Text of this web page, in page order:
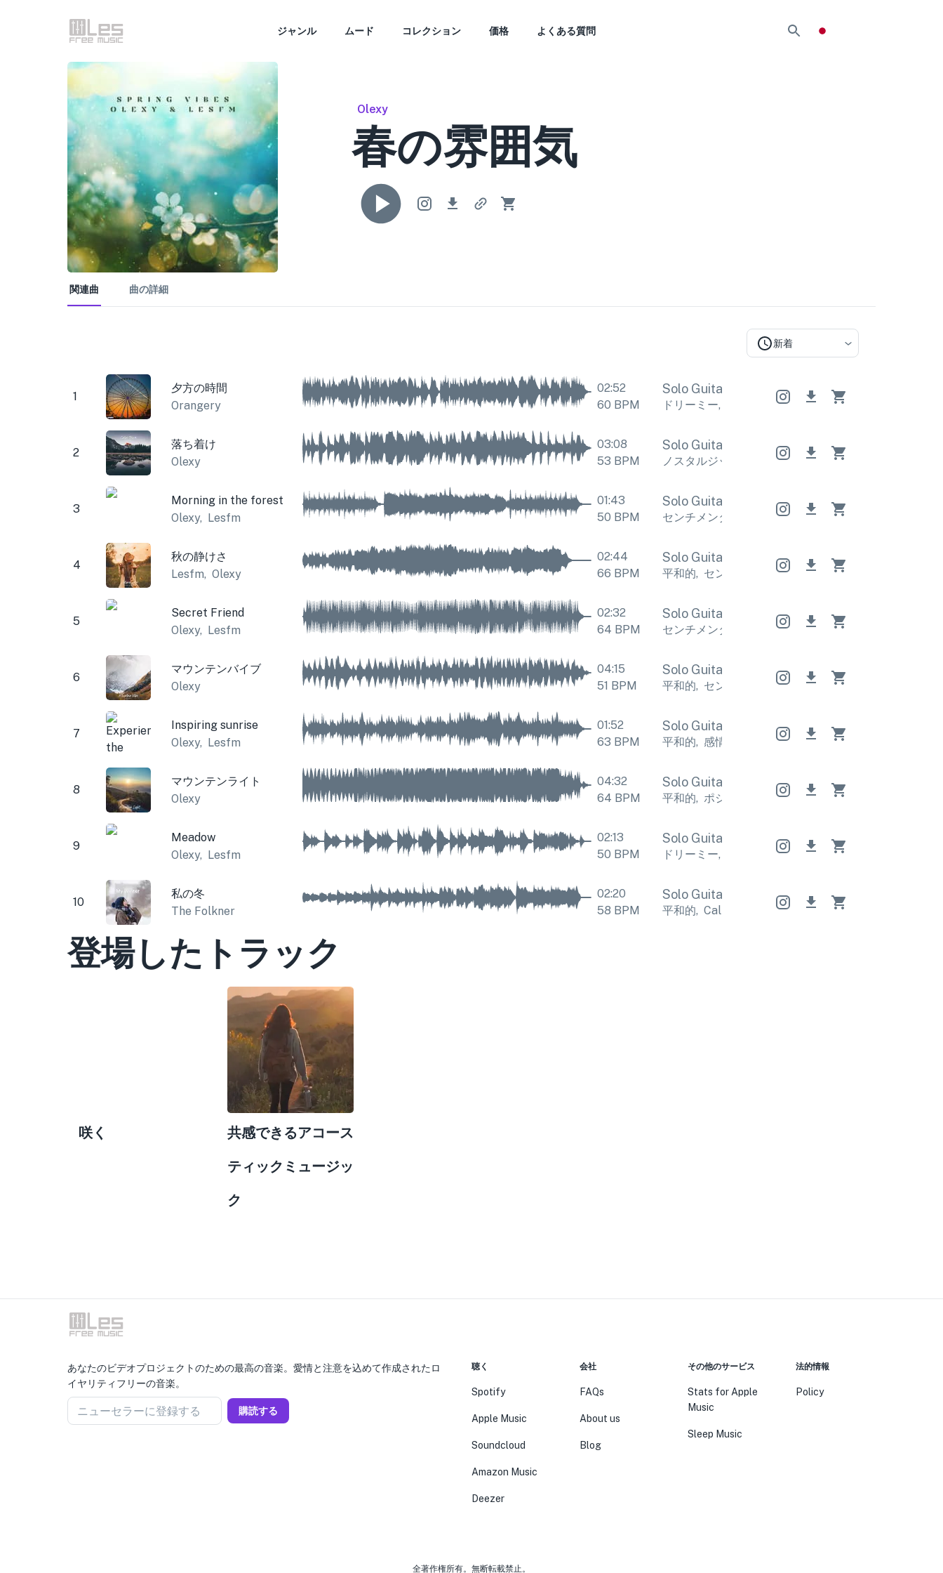
ジャンル ムード コレクション 価格 よくある質問
Olexy
春の雰囲気
関連曲 曲の詳細
新着
1
夕方の時間
Orangery
02:52
60 BPM
Solo Guitar Solo Guitar Solo Guitar
ドリーミー, センチメンタル ドリーミー
2
落ち着け
Olexy
03:08
53 BPM
Solo Guitar Solo Guitar Solo Guitar
ノスタルジック ノスタルジック
3
Morning in the forest
Olexy, Lesfm
01:43
50 BPM
Solo Guitar Solo Guitar Solo Guitar
センチメンタル 感情的 センチメンタル
4
秋の静けさ
Lesfm, Olexy
02:44
66 BPM
Solo Guitar Solo Guitar Solo Guitar
平和的, センチメンタル 平和的 センチメンタル
5
Secret Friend
Olexy, Lesfm
02:32
64 BPM
Solo Guitar Solo Guitar Solo Guitar
センチメンタル 感情的 センチメンタル
6
マウンテンバイブ
Olexy
04:15
51 BPM
Solo Guitar Solo Guitar Solo Guitar
平和的, センチメンタル 平和的 センチメンタル
7
Inspiring sunrise
Olexy, Lesfm
01:52
63 BPM
Solo Guitar Solo Guitar Solo Guitar
平和的, 感情的 平和的, 感情的 平和的
8
マウンテンライト
Olexy
04:32
64 BPM
Solo Guitar Solo Guitar Solo Guitar
平和的, ポジティブ 平和的 ポジティブ
9
Meadow
Olexy, Lesfm
02:13
50 BPM
Solo Guitar Solo Guitar Solo Guitar
ドリーミー, ノスタルジック ドリーミー
10
私の冬
The Folkner
02:20
58 BPM
Solo Guitar Solo Guitar Solo Guitar
平和的, Calm Calm 平和的
登場したトラック
咲く
共感できるアコース
ティックミュージッ
ク
あなたのビデオプロジェクトのための最高の音楽。愛情と注意を込めて作成されたロ
イヤリティフリーの音楽。
ニューセラーに登録する 購読する
聴く
Spotify
Apple Music
Soundcloud
Amazon Music
Deezer
会社
FAQs
About us
Blog
その他のサービス
Stats for Apple
Music
Sleep Music
法的情報
Policy
全著作権所有。無断転載禁止。